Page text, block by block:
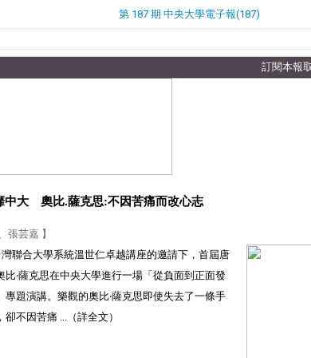
第 187 期 中央大學電子報(187)